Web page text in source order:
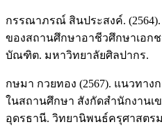
กรรณาภรณ์ สินประสงค์.
ของสถานศึกษาอาชีวศึกษาเอ
บัณฑิต. มหาวิทยาลัยศิลปากร.
กษมา กวยทอง (2567). แนวท
ในสถานศึกษา สังกัดสำนักงาน
อุดรธานี. วิทยานิพนธ์ครุศาสต